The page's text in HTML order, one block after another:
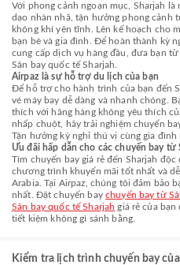
Với phong cảnh ngoạn mục, Sharjah
dạo nhàn nhã, tận hưởng phong cảnh
không khí yên tĩnh. Lên kế hoạch cho
bạn bè và gia đình. Để hoàn thành kỳ
cung cấp dịch vụ hàng đầu, đưa bạn
Sân bay quốc tế Sharjah.
Airpaz là sự hỗ trợ du lịch của bạn
Để hỗ trợ cho hành trình của bạn đến
vé máy bay dễ dàng và nhanh chóng.
thích với hãng hàng không yêu thích
nhấp chuột, hãy trải nghiệm chuyến
Tận hưởng kỳ nghỉ thú vị cùng gia đình
Ưu đãi hấp dẫn cho các chuyến bay từ
Tìm chuyến bay giá rẻ đến Sharjah
chương trình khuyến mãi tốt nhất và
Arabia. Tại Airpaz, chúng tôi đảm bảo
nhất. Đặt chuyến bay chuyến bay từ
Sân bay quốc tế Sharjah giá rẻ của
tiết kiệm không gì sánh bằng.
Kiểm tra lịch trình chuyến bay